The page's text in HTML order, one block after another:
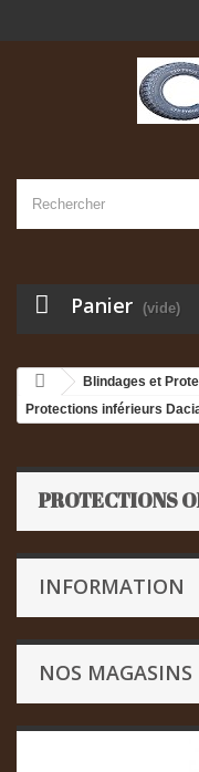
Panier (vide)
Blindages et
Protections inférieurs
PROTECTIONS
INFORMATION
NOS MAGASINS
Protections